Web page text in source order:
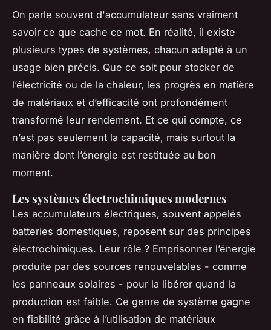
On parle souvent d'accumulateur sans vraiment
savoir ce que cache ce mot. En réalité, il existe
plusieurs types de systèmes, chacun adapté à un
usage bien précis. Que ce soit pour stocker de
l’électricité ou de la chaleur, les progrès en matière
de matériaux et d’efficacité ont profondément
transformé leur rendement. Et ce qui compte, ce
n’est pas seulement la capacité, mais surtout la
manière dont l’énergie est restituée au bon
moment.
Les systèmes électrochimiques modernes
Les accumulateurs électriques, souvent appelés
batteries domestiques, reposent sur des principes
électrochimiques. Leur rôle ? Emprisonner l’énergie
produite par des sources renouvelables - comme
les panneaux solaires - pour la libérer quand la
production est faible. Ce genre de système gagne
en fiabilité grâce à l’utilisation de matériaux